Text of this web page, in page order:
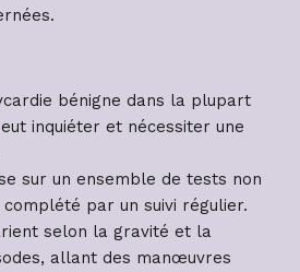
bénigne dans la plupart
inquiéter et nécessiter une
sur un ensemble de tests non
par un suivi régulier.
selon la gravité et la
allant des manœuvres